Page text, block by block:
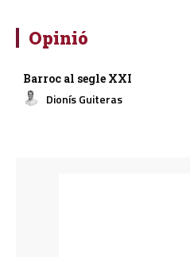
Opinió
Barroc al segle XXI
Dionís Guiteras